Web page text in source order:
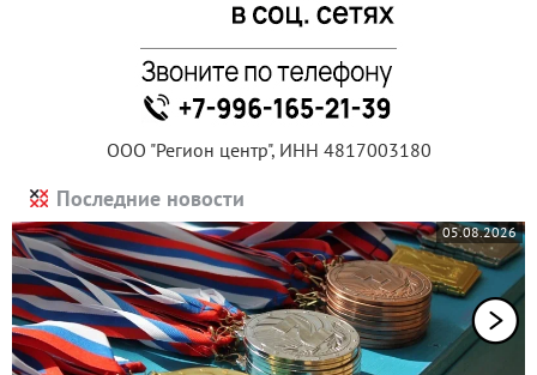
ООО "Регион центр", ИНН 4817003180
Последние новости
05.08.2026